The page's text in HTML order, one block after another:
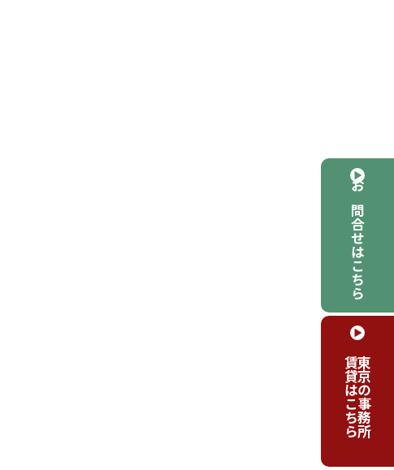
お問合せはこちら
東京の事務所
賃貸はこちら